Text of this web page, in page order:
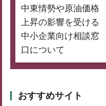
中東情勢や原油価格
上昇の影響を受ける
中小企業向け相談窓
口について
おすすめサイト